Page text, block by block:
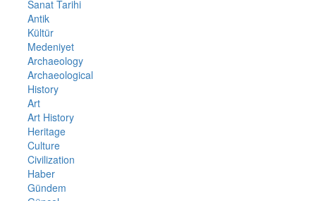
Sanat Tarihi
Antik
Kültür
Medeniyet
Archaeology
Archaeological
History
Art
Art History
Heritage
Culture
Civilization
Haber
Gündem